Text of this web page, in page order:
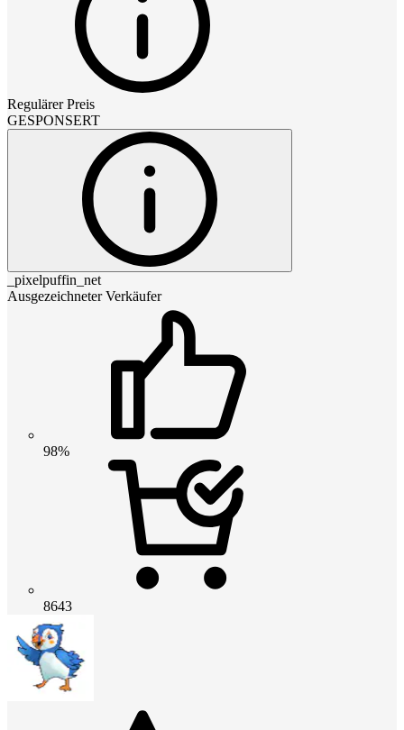
Regulärer Preis
GESPONSERT
_pixelpuffin_net
Ausgezeichneter Verkäufer
98%
8643